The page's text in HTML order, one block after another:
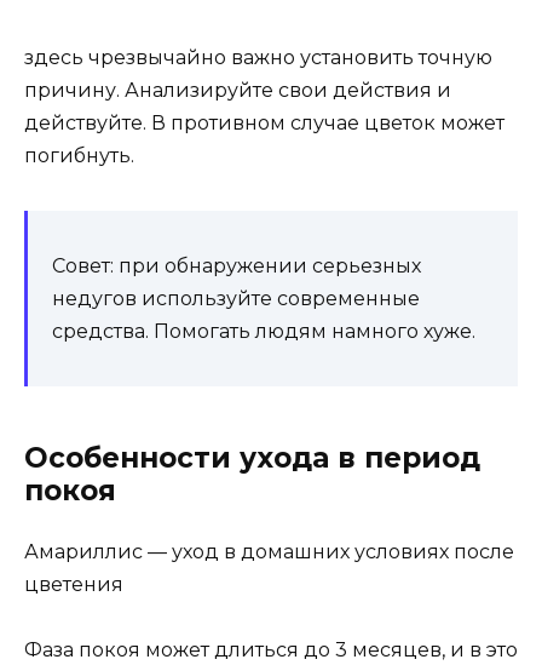
здесь чрезвычайно важно установить точную
причину. Анализируйте свои действия и
действуйте. В противном случае цветок может
погибнуть.
Совет: при обнаружении серьезных
недугов используйте современные
средства. Помогать людям намного хуже.
Особенности ухода в период
покоя
Амариллис — уход в домашних условиях после
цветения
Фаза покоя может длиться до 3 месяцев, и в это